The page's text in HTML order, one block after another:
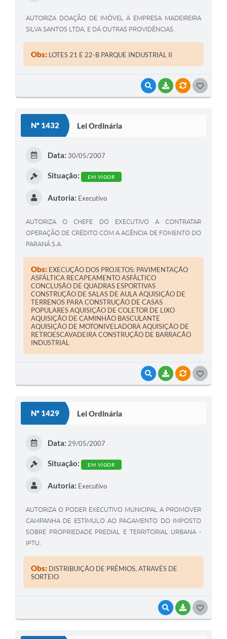
VISUALIZAR
BAIXARVÍNCULOS
AUTORIZA DOAÇÃO DE IMÓVEL À EMPRESA MADEIREIRA
SILVA SANTOS LTDA, E DÁ OUTRAS PROVIDÊNCIAS.
Obs: LOTES 21 E 22-B PARQUE INDUSTRIAL II
Nº 1432 Lei Ordinária
VISUALIZAR
BAIXARVÍNCULOS
Data: 30/05/2007
Situação: EM VIGOR
Autoria: Executivo
AUTORIZA O CHEFE DO EXECUTIVO A CONTRATAR
OPERAÇÃO DE CRÉDITO COM A AGÊNCIA DE FOMENTO DO
PARANÁ S.A.
Obs: EXECUÇÃO DOS PROJETOS: PAVIMENTAÇÃO
ASFÁLTICA RECAPEAMENTO ASFÁLTICO
CONCLUSÃO DE QUADRAS ESPORTIVAS
CONSTRUÇÃO DE SALAS DE AULA AQUISIÇÃO DE
TERRENOS PARA CONSTRUÇÃO DE CASAS
POPULARES AQUISIÇÃO DE COLETOR DE LIXO
AQUISIÇÃO DE CAMINHÃO BASCULANTE
AQUISIÇÃO DE MOTONIVELADORA AQUISIÇÃO DE
RETROESCAVADEIRA CONSTRUÇÃO DE BARRACÃO
INDUSTRIAL
Nº 1429 Lei Ordinária
VISUALIZAR
BAIXAR
Data: 29/05/2007
Situação: EM VIGOR
Autoria: Executivo
AUTORIZA O PODER EXECUTIVO MUNICIPAL A PROMOVER
CAMPANHA DE ESTÍMULO AO PAGAMENTO DO IMPOSTO
SOBRE PROPRIEDADE PREDIAL E TERRITORIAL URBANA -
IPTU.
Obs: DISTRIBUIÇÃO DE PRÊMIOS, ATRAVÉS DE
SORTEIO